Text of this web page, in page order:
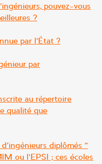
pouvez-vous
?
par l’État ?
par
au répertoire
qualité que
diplômés »
ou l’EPSI ; ces écoles